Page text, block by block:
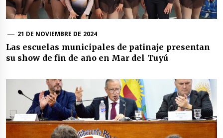
21 DE NOVIEMBRE DE 2024
Las escuelas municipales de patinaje presentan
su show de fin de año en Mar del Tuyú